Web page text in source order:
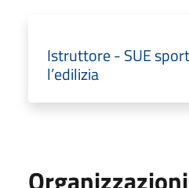
Istruttore - SUE
l’edilizia